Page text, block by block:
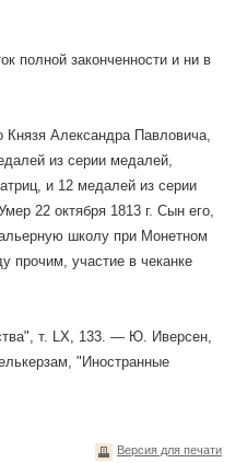
полной законченности и ни в
Александра Павловича,
из серии медалей,
и 12 медалей из серии
22 октября 1813 г. Сын его,
школу при Монетном
прочим, участие в чеканке
т. LX, 133. — Ю. Иверсен,
"Иностранные
Версия для печати